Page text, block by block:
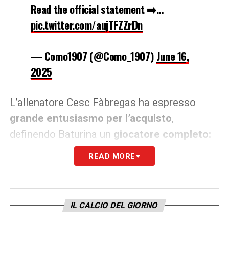
Read the official statement ➡️…
pic.twitter.com/aujTFZZrDn
— Como1907 (@Como_1907)June 16,
2025
L’allenatore Cesc Fàbregas ha espresso
grande entusiasmo per l’acquisto,
definendo Baturina un giocatore completo:
tecnico, intelligente, forte nei contrasti e
capace di incidere nei momenti decisivi
ha aggiunto al suo curriculumquattro gol e
, ribadendo il suo ruolo chiave nel
READ MORE
IL CALCIO DEL GIORNO